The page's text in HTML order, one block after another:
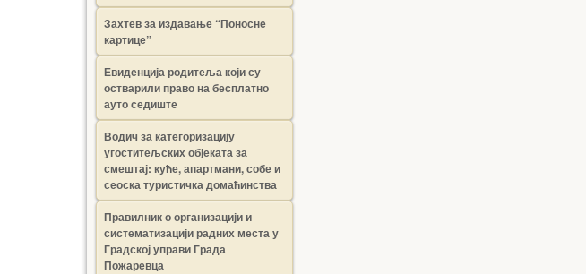
Захтев за издавање “Поносне
картице”
Евиденција родитеља који су
остварили право на бесплатно
ауто седиште
Водич за категоризацију
угоститељских објеката за
смештај: куће, апартмани, собе и
сеоска туристичка домаћинства
Правилник о организацији и
систематизацији радних места у
Градској управи Града
Пожаревца